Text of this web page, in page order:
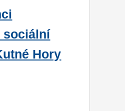
sociální
Hory